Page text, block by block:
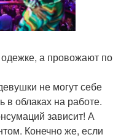
а провожают по
не могут себе
в облаках на работе.
зависит! А
Конечно же, если